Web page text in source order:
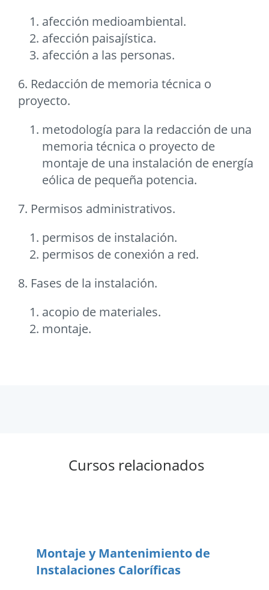
afección medioambiental.
afección paisajística.
afección a las personas.
6. Redacción de memoria técnica o
proyecto.
metodología para la redacción de una
memoria técnica o proyecto de
montaje de una instalación de energía
eólica de pequeña potencia.
7. Permisos administrativos.
permisos de instalación.
permisos de conexión a red.
8. Fases de la instalación.
acopio de materiales.
montaje.
Cursos relacionados
Montaje y Mantenimiento de
Instalaciones Caloríficas